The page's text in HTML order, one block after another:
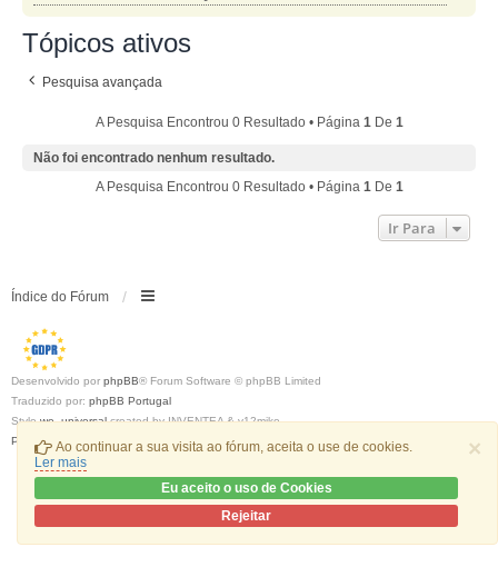
×
Ao continuar a sua visita ao fórum, aceita o use de cookies.
Ler mais
Eu aceito o uso de Cookies
Rejeitar
Tópicos ativos
Pesquisa avançada
A Pesquisa Encontrou 0 Resultado • Página 1De 1
Não foi encontrado nenhum resultado.
A Pesquisa Encontrou 0 Resultado • Página 1De 1
Ir Para
Índice do Fórum
Desenvolvido por phpBB® Forum Software © phpBB Limited
Traduzido por: phpBB Portugal
Stylewe_universalcreated by INVENTEA & v12mike
Privacidade
Termos